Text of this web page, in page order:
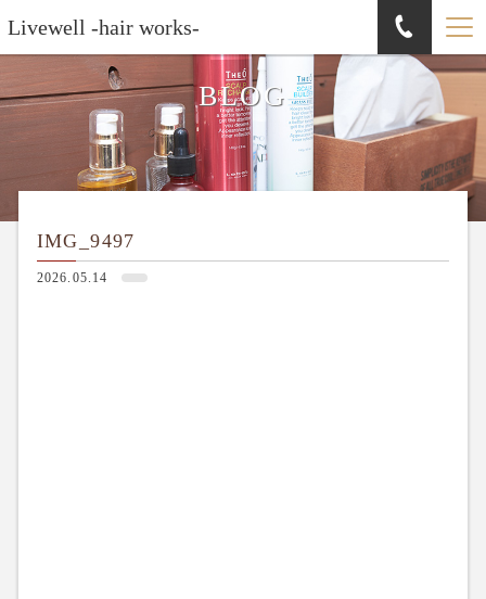
Livewell -hair works-
BLOG
IMG_9497
2026.05.14